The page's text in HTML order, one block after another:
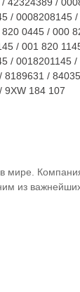
/ 0008208145
0445 / 000
/ 001 820
/ 0018201145 /
8189631 /
9XW 184 107
мире.
из